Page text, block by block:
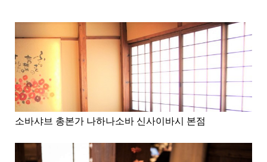
소바샤브 총본가 나하나소바 신사이바시 본점